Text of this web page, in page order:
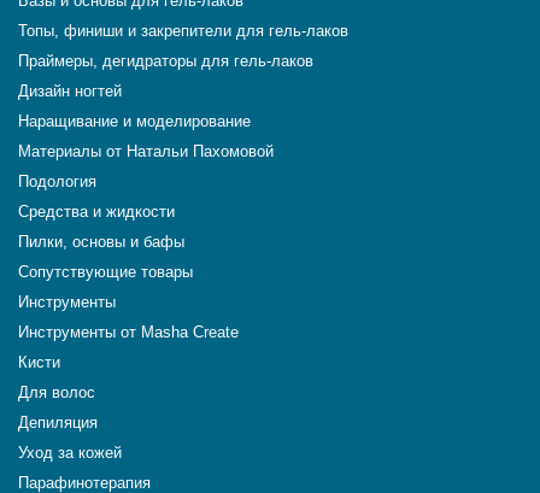
Топы, финиши и закрепители для гель-лаков
Праймеры, дегидраторы для гель-лаков
Дизайн ногтей
Наращивание и моделирование
Материалы от Натальи Пахомовой
Подология
Средства и жидкости
Пилки, основы и бафы
Сопутствующие товары
Инструменты
Инструменты от Masha Create
Кисти
Для волос
Депиляция
Уход за кожей
Парафинотерапия